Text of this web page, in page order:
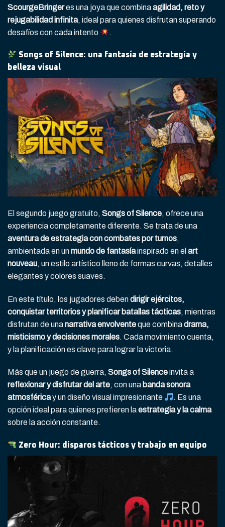
ScourgeBringeres una joya que combinaagilidad, reto y
rejugabilidad infinita, ideal para quienes disfrutan superando
desafíos con cada intento
.
Songs of Silence: una fantasía de estrategia y
belleza visual
El segundo juego gratuito, Songs of Silence, ofrece una
experiencia completamente diferente. Se trata de una
aventura de estrategia con combates por turnos,
ambientada en unmundo de fantasíainspirado en el art
nouveau, un estilo artístico lleno de formas curvas, detalles
elegantes y colores suaves.
En este título, los jugadores debendirigir ejércitos,
conquistar territorios y planificar batallas tácticas, mientras
disfrutan de unanarrativa envolventeque combinadrama,
misticismo y decisiones morales. Cada movimiento cuenta,
y la planificación es clave para lograr la victoria.
Más que un juego de guerra, Songs of Silenceinvita a
reflexionar y disfrutar del arte, con una banda sonora
atmosféricay un diseño visual impresionante
. Es una
opción ideal para quienes prefieren laestrategia y la calma
sobre la acción constante.
Zero Hour: disparos tácticos y trabajo en equipo